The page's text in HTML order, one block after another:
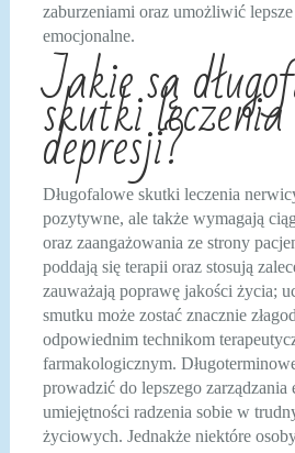
zaburzeniami oraz umożliwić
emocjonalne.
Jakie są
skutki
depresji?
Długofalowe skutki leczenia
pozytywne, ale także wymagają
oraz zaangażowania ze strony
poddają się terapii oraz stosują
zauważają poprawę jakości życia;
smutku może zostać znacznie
odpowiednim technikom
farmakologicznym.
prowadzić do lepszego zarządzania
umiejętności radzenia sobie w
życiowych. Jednakże niektóre